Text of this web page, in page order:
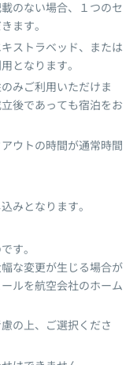
のない場合、１つのセ
ます。
ストラベッド、または
となります。
みご利用いただけま
後であっても宿泊をお
ウトの時間が通常時間
みとなります。
す。
な変更が生じる場合が
ルを航空会社のホーム
の上、ご選択くださ